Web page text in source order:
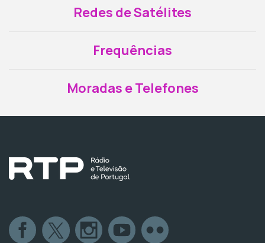
Redes de Satélites
Frequências
Moradas e Telefones